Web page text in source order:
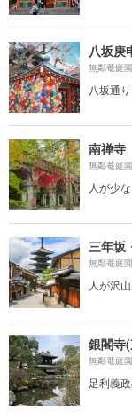
八坂庚
無鄰菴庭
八坂通
南禅寺
無鄰菴庭
人が少
三年坂
無鄰菴庭
人が沢
銀閣寺
無鄰菴庭
足利義